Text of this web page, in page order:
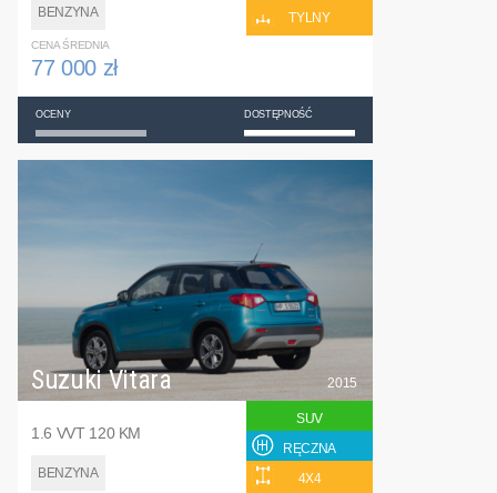
BENZYNA
TYLNY
CENA ŚREDNIA
77 000 zł
OCENY DOSTĘPNOŚĆ
Suzuki Vitara
1.6 VVT 120 KM
BENZYNA
2015
SUV
RĘCZNA
4X4